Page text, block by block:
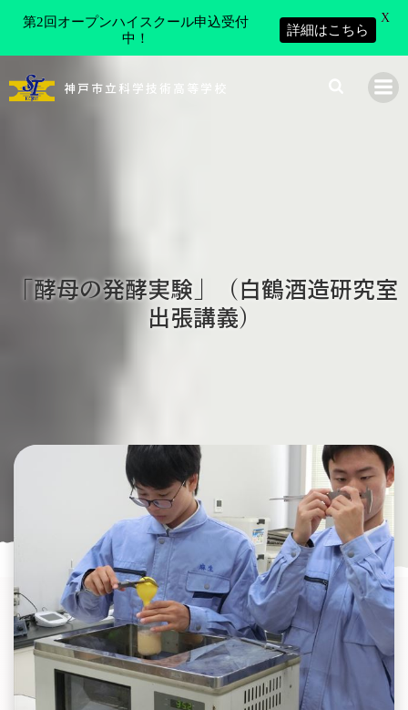
神戸市立科学技術高等学校
「酵母の発酵実験」（白鶴酒造研究室
出張講義）
第2回オープンハイスクール申込受付
中！
詳細はこちら
X